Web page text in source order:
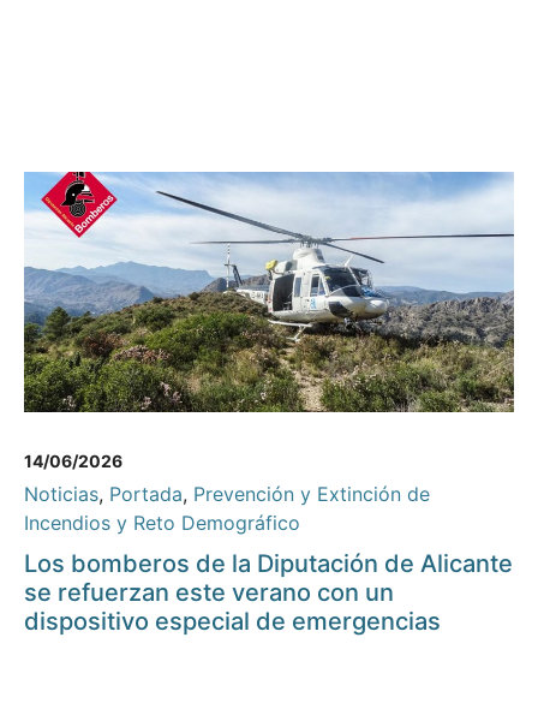
14/06/2026
Noticias, Portada, Prevención y Extinción de
Incendios y Reto Demográfico
Los bomberos de la Diputación de Alicante
se refuerzan este verano con un
dispositivo especial de emergencias